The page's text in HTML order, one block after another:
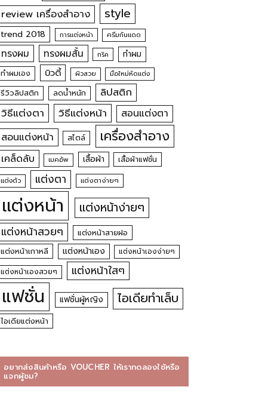
review เครื่องสำอาง style
trend 2018 การแต่งหน้า ครีมกันแดด
ทรงผม ทรงผมสั้น ทริค ทำผม
ทำผมเอง บิวตี้ ผิวสวย มือใหม่หัดแต่ง
รีวิวลิปสติก ลดน้ำหนัก ลิปสติก
วิธีแต่งตา วิธีแต่งหน้า สอนแต่งตา
สอนแต่งหน้า สไตล์ เครื่องสำอาง
เคล็ดลับ เมคอัพ เสื้อผ้า เสื้อผ้าแฟชั่น
แต่งตัว แต่งตา แต่งตาง่ายๆ
แต่งหน้า แต่งหน้าง่ายๆ
แต่งหน้าสวยๆ
แต่งหน้าสายฝอ
แต่งหน้าเกาหลี
แต่งหน้าเอง
แต่งหน้าเองง่ายๆ
แต่งหน้าเองสวยๆ
แต่งหน้าใสๆ
แฟชั่น แฟชั่นผู้หญิง ไอเดียทำเล็บ
ไอเดียแต่งหน้า
อยากส่งสินค้าหรือ VOUCHER ให้เราทดลองใช้หรือ
แจกผู้ชม?